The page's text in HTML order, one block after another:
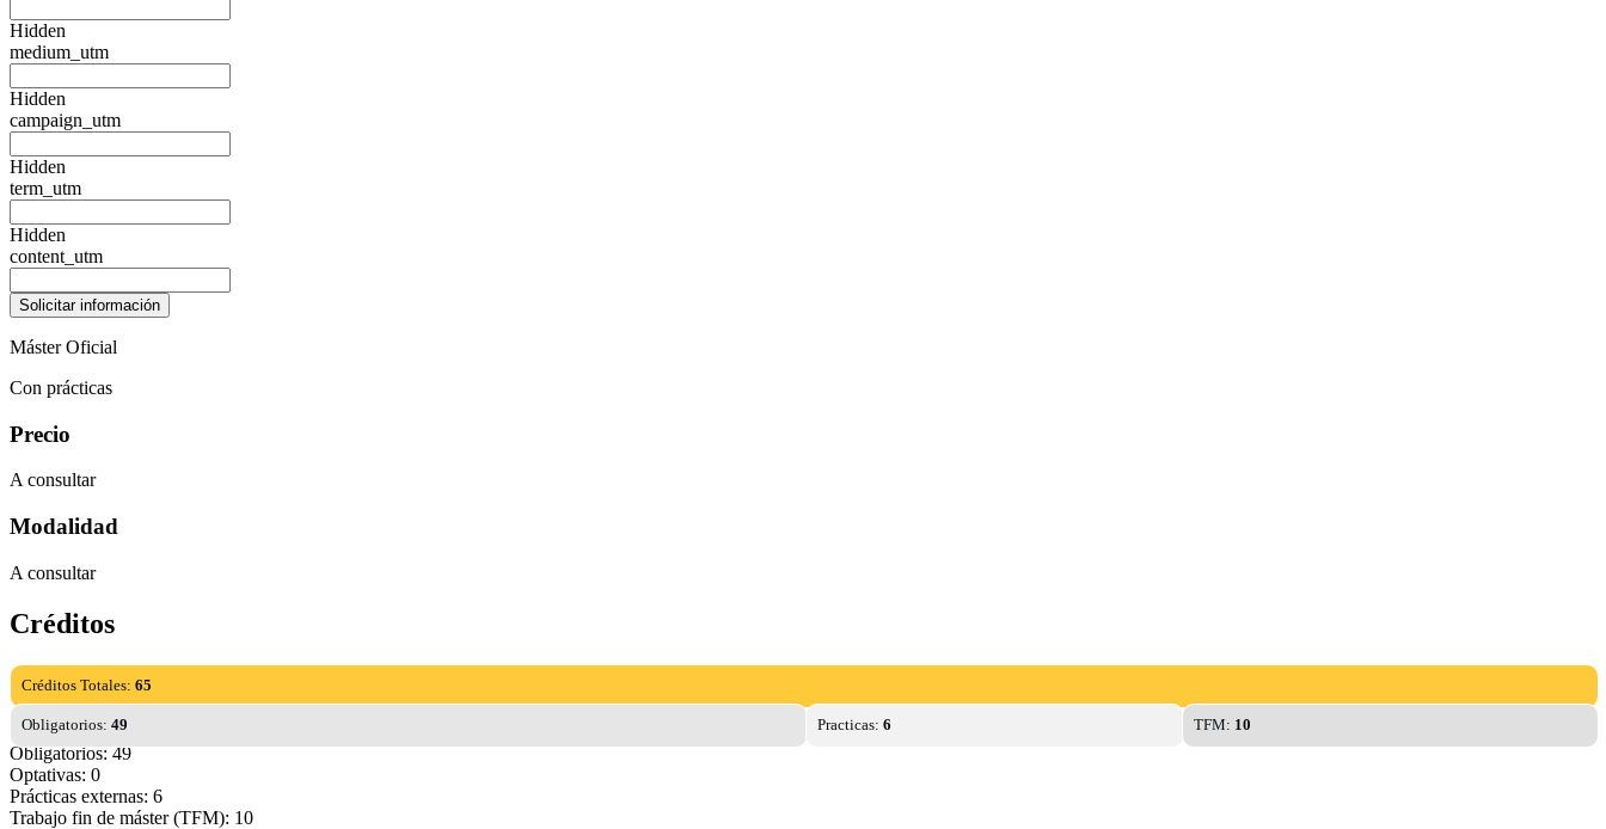
Hidden
medium_utm
Hidden
campaign_utm
Hidden
term_utm
Hidden
content_utm
Máster Oficial
Con prácticas
Precio
A consultar
Modalidad
A consultar
Créditos
Créditos Totales: 65
Obligatorios: 49 Practicas:6 TFM: 10
Obligatorios: 49
Optativas: 0
Prácticas externas: 6
Trabajo fin de máster (TFM): 10